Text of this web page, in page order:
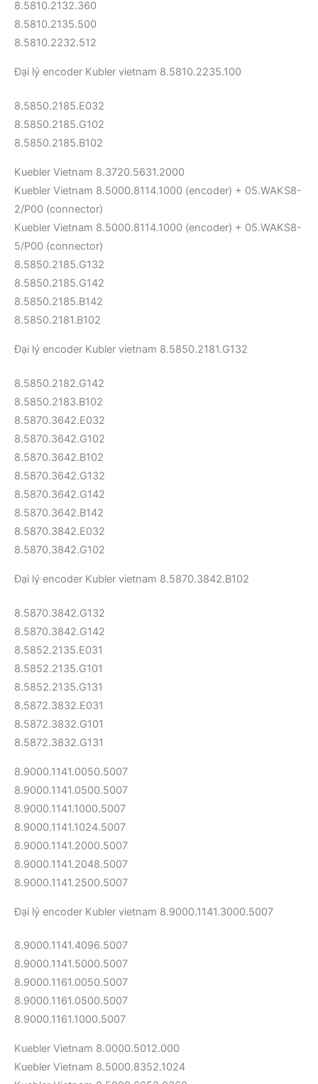
8.5810.2132.360
8.5810.2135.500
8.5810.2232.512
Đại lý encoder Kubler vietnam 8.5810.2235.100
8.5850.2185.E032
8.5850.2185.G102
8.5850.2185.B102
Kuebler Vietnam 8.3720.5631.2000
Kuebler Vietnam 8.5000.8114.1000 (encoder) + 05.WAKS8-
2/P00 (connector)
Kuebler Vietnam 8.5000.8114.1000 (encoder) + 05.WAKS8-
5/P00 (connector)
8.5850.2185.G132
8.5850.2185.G142
8.5850.2185.B142
8.5850.2181.B102
Đại lý encoder Kubler vietnam 8.5850.2181.G132
8.5850.2182.G142
8.5850.2183.B102
8.5870.3642.E032
8.5870.3642.G102
8.5870.3642.B102
8.5870.3642.G132
8.5870.3642.G142
8.5870.3642.B142
8.5870.3842.E032
8.5870.3842.G102
Đại lý encoder Kubler vietnam 8.5870.3842.B102
8.5870.3842.G132
8.5870.3842.G142
8.5852.2135.E031
8.5852.2135.G101
8.5852.2135.G131
8.5872.3832.E031
8.5872.3832.G101
8.5872.3832.G131
8.9000.1141.0050.5007
8.9000.1141.0500.5007
8.9000.1141.1000.5007
8.9000.1141.1024.5007
8.9000.1141.2000.5007
8.9000.1141.2048.5007
8.9000.1141.2500.5007
Đại lý encoder Kubler vietnam 8.9000.1141.3000.5007
8.9000.1141.4096.5007
8.9000.1141.5000.5007
8.9000.1161.0050.5007
8.9000.1161.0500.5007
8.9000.1161.1000.5007
Kuebler Vietnam 8.0000.5012.000
Kuebler Vietnam 8.5000.8352.1024